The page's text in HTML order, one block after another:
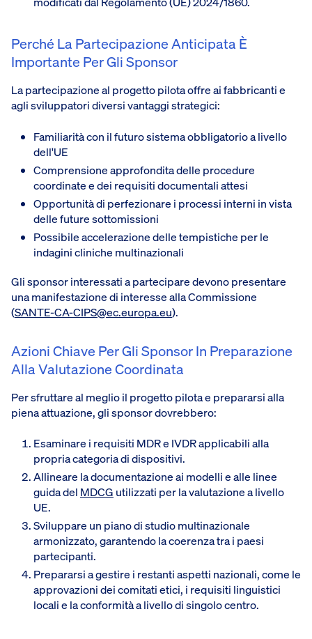
Perché La Partecipazione Anticipata È
Importante Per Gli Sponsor
La partecipazione al progetto pilota offre ai fabbricanti e
agli sviluppatori diversi vantaggi strategici:
Familiarità con il futuro sistema obbligatorio a livello
dell'UE
Comprensione approfondita delle procedure
coordinate e dei requisiti documentali attesi
Opportunità di perfezionare i processi interni in vista
delle future sottomissioni
Possibile accelerazione delle tempistiche per le
indagini cliniche multinazionali
Gli sponsor interessati a partecipare devono presentare
una manifestazione di interesse alla Commissione
(SANTE-CA-CIPS@ec.europa.eu).
Azioni Chiave Per Gli Sponsor In Preparazione
Alla Valutazione Coordinata
Per sfruttare al meglio il progetto pilota e prepararsi alla
piena attuazione, gli sponsor dovrebbero:
Esaminare i requisiti MDR e IVDR applicabili alla
propria categoria di dispositivi.
Allineare la documentazione ai modelli e alle linee
guida del MDCG utilizzati per la valutazione a livello
UE.
Sviluppare un piano di studio multinazionale
armonizzato, garantendo la coerenza tra i paesi
partecipanti.
Prepararsi a gestire i restanti aspetti nazionali, come le
approvazioni dei comitati etici, i requisiti linguistici
locali e la conformità a livello di singolo centro.